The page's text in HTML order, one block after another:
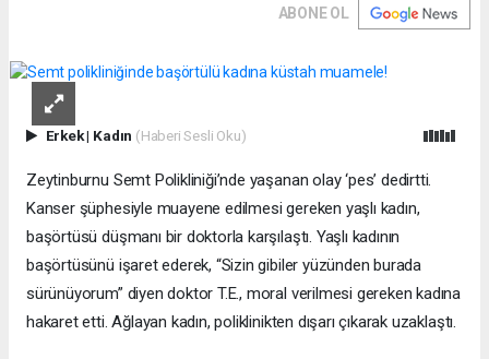
ABONE OL
Erkek| Kadın (Haberi Sesli Oku)
Zeytinburnu Semt Polikliniği’nde yaşanan olay ‘pes’ dedirtti.
Kanser şüphesiyle muayene edilmesi gereken yaşlı kadın,
başörtüsü düşmanı bir doktorla karşılaştı. Yaşlı kadının
başörtüsünü işaret ederek, “Sizin gibiler yüzünden burada
sürünüyorum” diyen doktor T.E., moral verilmesi gereken kadına
hakaret etti. Ağlayan kadın, poliklinikten dışarı çıkarak uzaklaştı.